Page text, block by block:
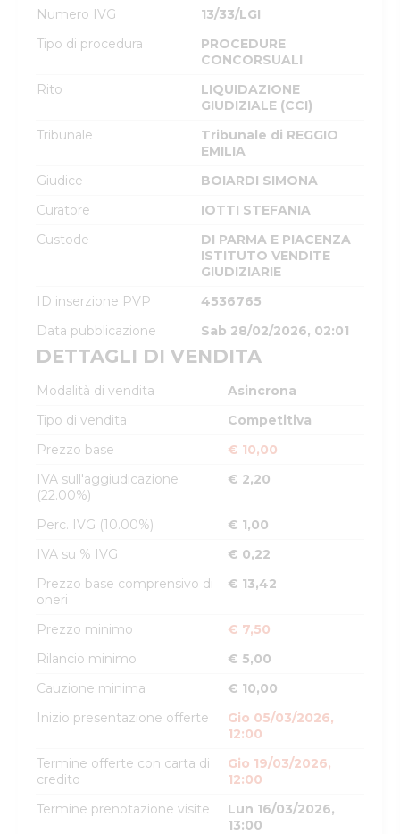
Numero IVG
13/33/LGI
Tipo di procedura
PROCEDURE
CONCORSUALI
Rito
LIQUIDAZIONE
GIUDIZIALE (CCI)
Tribunale
Tribunale di REGGIO
EMILIA
Giudice
BOIARDI SIMONA
Curatore
IOTTI STEFANIA
Custode
DI PARMA E PIACENZA
ISTITUTO VENDITE
GIUDIZIARIE
ID inserzione PVP
4536765
Data pubblicazione
Sab 28/02/2026, 02:01
DETTAGLI DI VENDITA
Modalità di vendita
Asincrona
Tipo di vendita
Competitiva
Prezzo base
€ 10,00
IVA sull'aggiudicazione
(22.00%)
€ 2,20
Perc. IVG (10.00%)
€ 1,00
IVA su % IVG
€ 0,22
Prezzo base comprensivo di
oneri
€ 13,42
Prezzo minimo
€ 7,50
Rilancio minimo
€ 5,00
Cauzione minima
€ 10,00
Inizio presentazione offerte
Gio 05/03/2026,
12:00
Termine offerte con carta di
credito
Gio 19/03/2026,
12:00
Termine prenotazione visite
Lun 16/03/2026,
13:00